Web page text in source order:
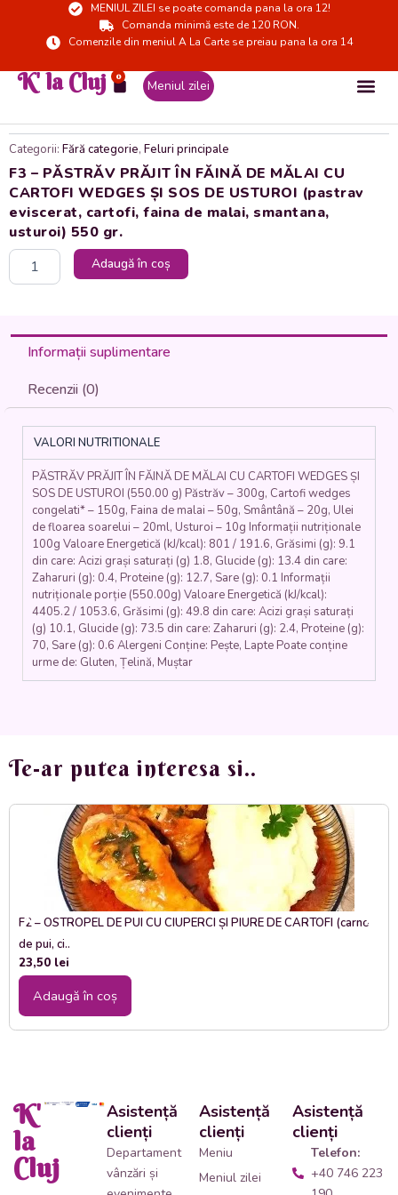
MENIUL ZILEI se poate comanda pana la ora 12!
Comanda minimă este de 120 RON.
Comenzile din meniul A La Carte se preiau pana la ora 14
K' la Cluj 0
Cart Meniul zilei
Categorii: Fără categorie, Feluri principale
F3 – PĂSTRĂV PRĂJIT ÎN FĂINĂ DE MĂLAI CU
CARTOFI WEDGES ȘI SOS DE USTUROI (pastrav
eviscerat, cartofi, faina de malai, smantana,
usturoi) 550 gr.
Cantitate
MĂLAI
CARTOFI
SOS
USTUROI
(pastrav
eviscerat,
cartofi,
faina
malai,
smantana,
usturoi)
550
Adaugă în coș
Informații suplimentare
Recenzii (0)
VALORI NUTRITIONALE
PĂSTRĂV PRĂJIT ÎN FĂINĂ DE MĂLAI CU CARTOFI WEDGES ȘI
SOS DE USTUROI (550.00 g) Păstrăv – 300g, Cartofi wedges
congelati* – 150g, Faina de malai – 50g, Smântână – 20g, Ulei
de floarea soarelui – 20ml, Usturoi – 10g Informații nutriționale
100g Valoare Energetică (kJ/kcal): 801 / 191.6, Grăsimi (g): 9.1
din care: Acizi grași saturați (g) 1.8, Glucide (g): 13.4 din care:
Zaharuri (g): 0.4, Proteine (g): 12.7, Sare (g): 0.1 Informații
nutriționale porție (550.00g) Valoare Energetică (kJ/kcal):
4405.2 / 1053.6, Grăsimi (g): 49.8 din care: Acizi grași saturați
(g) 10.1, Glucide (g): 73.5 din care: Zaharuri (g): 2.4, Proteine (g):
70, Sare (g): 0.6 Alergeni Conține: Pește, Lapte Poate conține
urme de: Gluten, Țelină, Muștar
Te-ar putea interesa si..
F2 – OSTROPEL DE PUI CU CIUPERCI ȘI PIURE DE CARTOFI (carne
de pui, ci..
23,50 lei
Adaugă în coș
K'
la
Cluj
Asistență
clienți
Departament
vânzări și
Asistență
clienți
Meniu
Meniul zilei
Asistență
clienți
Telefon:
+40 746 223